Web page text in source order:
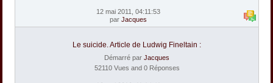
12 mai 2011, 04:11:53
par Jacques
Le suicide. Article de Ludwig Fineltain :
Démarré par Jacques
52110 Vues and 0 Réponses